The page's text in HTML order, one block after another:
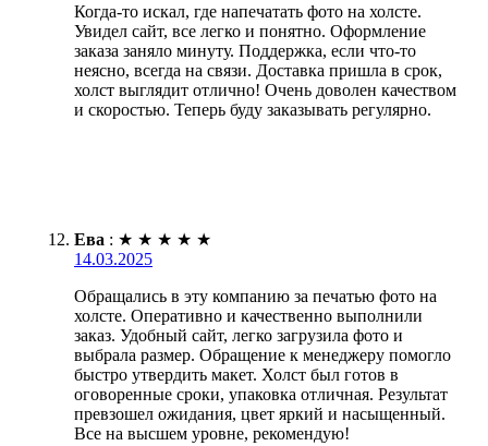
Когда-то искал, где напечатать фото на холсте.
Увидел сайт, все легко и понятно. Оформление
заказа заняло минуту. Поддержка, если что-то
неясно, всегда на связи. Доставка пришла в срок,
холст выглядит отлично! Очень доволен качеством
и скоростью. Теперь буду заказывать регулярно.
Ева : ★ ★ ★ ★ ★
14.03.2025
Обращались в эту компанию за печатью фото на
холсте. Оперативно и качественно выполнили
заказ. Удобный сайт, легко загрузила фото и
выбрала размер. Обращение к менеджеру помогло
быстро утвердить макет. Холст был готов в
оговоренные сроки, упаковка отличная. Результат
превзошел ожидания, цвет яркий и насыщенный.
Все на высшем уровне, рекомендую!